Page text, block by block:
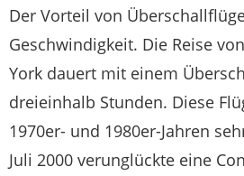
Der Vorteil von
Geschwindigkeit. Die Reise
York dauert mit einem
dreieinhalb Stunden. Diese
1970er- und 1980er-Jahren
Juli 2000 verunglückte eine